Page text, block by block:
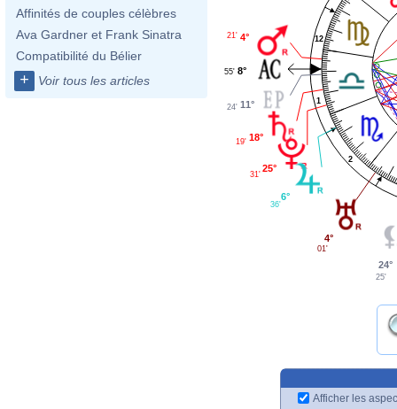
Affinités de couples célèbres
Ava Gardner et Frank Sinatra
Compatibilité du Bélier
+ Voir tous les articles
1
2
12
4°
21'
8°
55'
11°
24'
18°
19'
25°
31'
6°
36'
4°
01'
24°
25'
Afficher les